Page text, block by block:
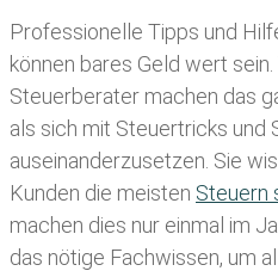
Professionelle Tipps und
können bares Geld wert
Steuerberater machen das
als sich mit Steuertricks und
auseinanderzusetzen. Sie
Kunden die meisten Steuern
machen dies nur einmal im
das nötige Fachwissen, um